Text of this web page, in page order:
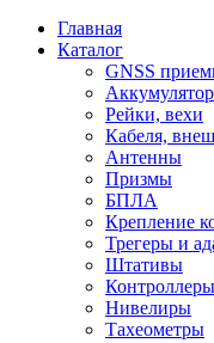
Главная
Каталог
GNSS
Рейки, вехи
Кабеля,
Антенны
Призмы
БПЛА
Крепление
Трегеры и
Штативы
Контроллеры
Нивелиры
Тахеометры